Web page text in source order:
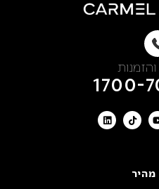
1700-
מהיר